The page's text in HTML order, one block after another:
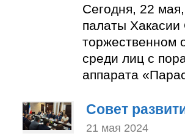
Сегодня, 22
палаты Хакасии
торжественном
среди лиц с
аппарата
Совет
21 мая 2024